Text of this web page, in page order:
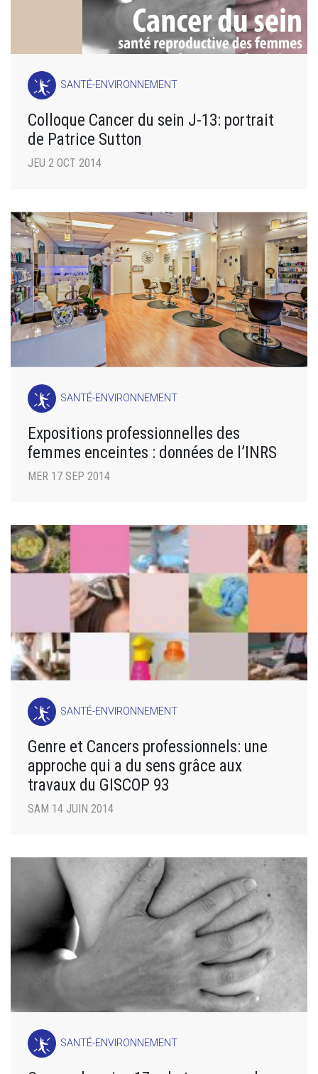
SANTÉ-ENVIRONNEMENT
Colloque Cancer du sein J-13: portrait
de Patrice Sutton
JEU 2 OCT 2014
SANTÉ-ENVIRONNEMENT
Expositions professionnelles des
femmes enceintes : données de l’INRS
MER 17 SEP 2014
SANTÉ-ENVIRONNEMENT
Genre et Cancers professionnels: une
approche qui a du sens grâce aux
travaux du GISCOP 93
SAM 14 JUIN 2014
SANTÉ-ENVIRONNEMENT